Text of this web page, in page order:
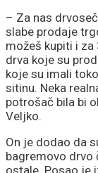
– Za nas
slabe prodaje
možeš kupiti i
drva koje su
koje su imali
sitinu. Neka
potrošač bila bi
Veljko.
On je dodao da
bagremovo drvo